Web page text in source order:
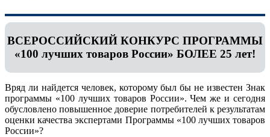
ВСЕРОССИЙСКИЙ КОНКУРС ПРОГРАММЫ
«100 лучших товаров России» БОЛЕЕ 25 лет!
Вряд ли найдется человек, которому был бы не известен Знак
программы «100 лучших товаров России». Чем же и сегодня
обусловлено повышенное доверие потребителей к результатам
оценки качества экспертами Программы «100 лучших товаров
России»?